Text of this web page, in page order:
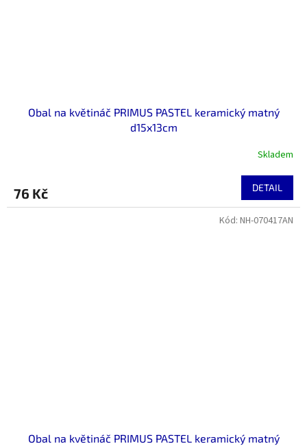
Obal na květináč PRIMUS PASTEL keramický matný
d15x13cm
Skladem
76 Kč DETAIL
Obal na květináč PRIMUS PASTEL keramický matný
Kód: NH-070417AN